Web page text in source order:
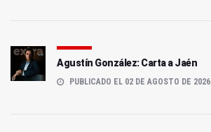
Agustín González: Carta a Jaén
PUBLICADO EL 02 DE AGOSTO DE 2026